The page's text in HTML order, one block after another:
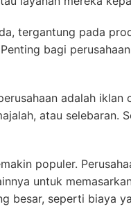
tergantung pada
bagi
adalah iklan
atau selebaran.
populer.
untuk
besar, seperti biaya